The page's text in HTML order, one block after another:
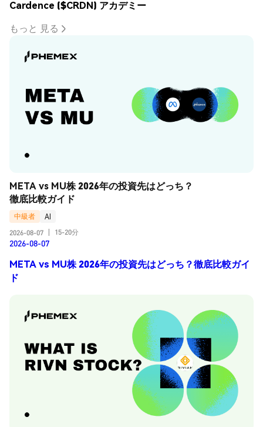
Cardence ($CRDN) アカデミー
もっと 見る
META vs MU株 2026年の投資先はどっち？
徹底比較ガイド
中級者
AI
2026-08-07
15-20分
2026-08-07
META vs MU株 2026年の投資先はどっち？徹底比較ガイ
ド